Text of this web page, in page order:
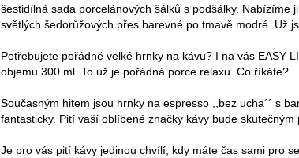
šestidílná sada porcelánových šálků s podšálky. Nabízíme
světlých šedorůžových přes barevné po tmavě modré. Už
Potřebujete pořádně velké hrnky na kávu? I na vás EASY
objemu 300 ml. To už je pořádná porce relaxu. Co říkáte?
Současným hitem jsou hrnky na espresso ,,bez ucha´´ s
fantasticky. Pití vaší oblíbené značky kávy bude skutečným
Je pro vás pití kávy jedinou chvílí, kdy máte čas sami pro